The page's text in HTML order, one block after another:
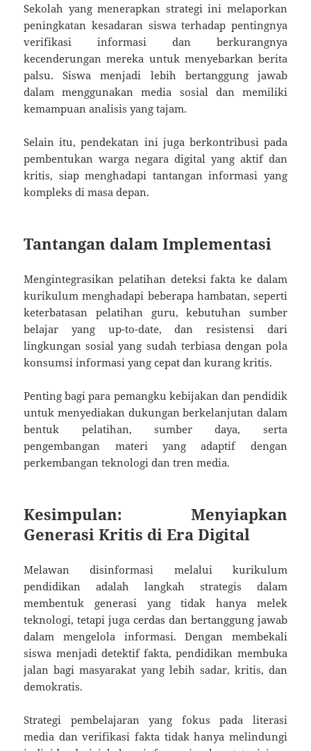
Sekolah yang menerapkan strategi ini melaporkan
peningkatan kesadaran siswa terhadap pentingnya
verifikasi informasi dan berkurangnya
kecenderungan mereka untuk menyebarkan berita
palsu. Siswa menjadi lebih bertanggung jawab
dalam menggunakan media sosial dan memiliki
kemampuan analisis yang tajam.
Selain itu, pendekatan ini juga berkontribusi pada
pembentukan warga negara digital yang aktif dan
kritis, siap menghadapi tantangan informasi yang
kompleks di masa depan.
Tantangan dalam Implementasi
Mengintegrasikan pelatihan deteksi fakta ke dalam
kurikulum menghadapi beberapa hambatan, seperti
keterbatasan pelatihan guru, kebutuhan sumber
belajar yang up-to-date, dan resistensi dari
lingkungan sosial yang sudah terbiasa dengan pola
konsumsi informasi yang cepat dan kurang kritis.
Penting bagi para pemangku kebijakan dan pendidik
untuk menyediakan dukungan berkelanjutan dalam
bentuk pelatihan, sumber daya, serta
pengembangan materi yang adaptif dengan
perkembangan teknologi dan tren media.
Kesimpulan: Menyiapkan
Generasi Kritis di Era Digital
Melawan disinformasi melalui kurikulum
pendidikan adalah langkah strategis dalam
membentuk generasi yang tidak hanya melek
teknologi, tetapi juga cerdas dan bertanggung jawab
dalam mengelola informasi. Dengan membekali
siswa menjadi detektif fakta, pendidikan membuka
jalan bagi masyarakat yang lebih sadar, kritis, dan
demokratis.
Strategi pembelajaran yang fokus pada literasi
media dan verifikasi fakta tidak hanya melindungi